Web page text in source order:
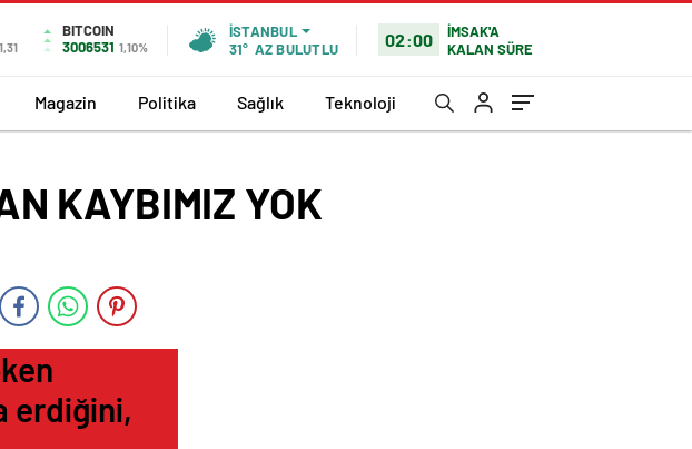
BITCOIN
3006531 1,10%
İSTANBUL
31° AZ BULUTLU 02:00
İMSAK'A
KALAN SÜRE
Magazin Politika Sağlık Teknoloji
KAYBIMIZ YOK
erdiğini,